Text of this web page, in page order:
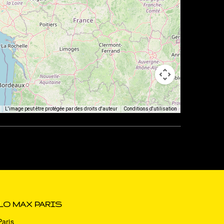
L'image peut être protégée par des droits d'auteur Conditions d'utilisation
MAX PARIS